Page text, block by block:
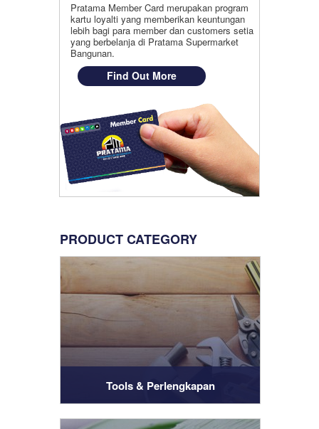
Pratama Member Card merupakan program
kartu loyalti yang memberikan keuntungan
lebih bagi para member dan customers setia
yang berbelanja di Pratama Supermarket
Bangunan.
Find Out More
PRODUCT CATEGORY
Tools & Perlengkapan